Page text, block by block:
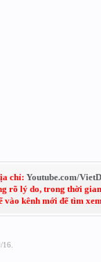
chỉ: Youtube.com/
rõ lý do, trong thời
kênh mới để tìm
16